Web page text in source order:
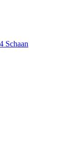
Schaan